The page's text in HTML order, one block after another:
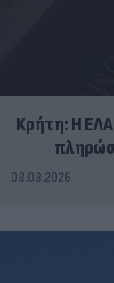
Κρήτη: Η
08.08.2026